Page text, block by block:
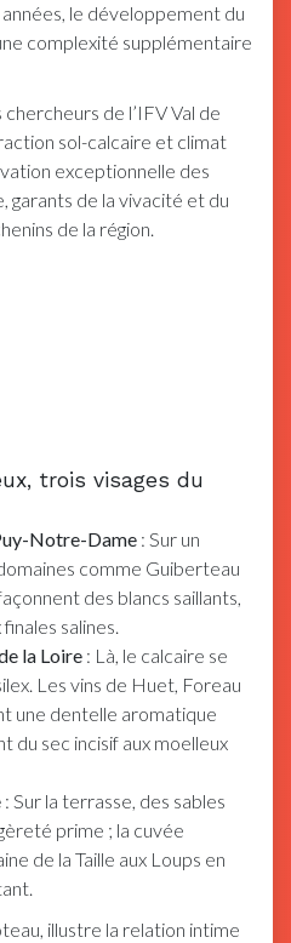
le développement du
complexité supplémentaire
de l’IFV Val de
sol-calcaire et climat
exceptionnelle des
garants de la vivacité et du
de la région.
trois visages du
Notre-Dame : Sur un
comme Guiberteau
des blancs saillants,
salines.
la Loire : Là, le calcaire se
Les vins de Huet, Foreau
une dentelle aromatique
du sec incisif aux moelleux
: Sur la terrasse, des sables
prime ; la cuvée
de la Taille aux Loups en
illustre la relation intime